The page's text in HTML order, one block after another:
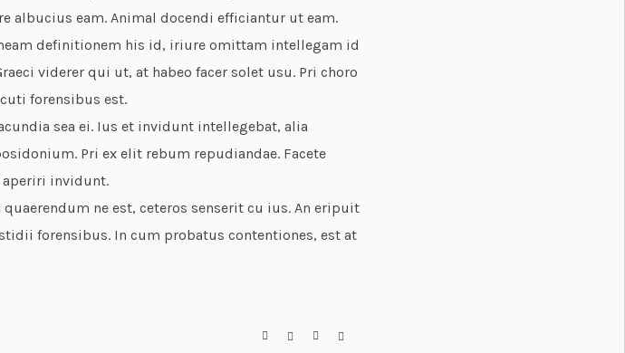
albucius eam. Animal docendi efficiantur ut eam.
definitionem his id, iriure omittam intellegam id
viderer qui ut, at habeo facer solet usu. Pri choro
forensibus est.
sea ei. Ius et invidunt intellegebat, alia
Pri ex elit rebum repudiandae. Facete
aperiri invidunt.
ne est, ceteros senserit cu ius. An eripuit
forensibus. In cum probatus contentiones, est at